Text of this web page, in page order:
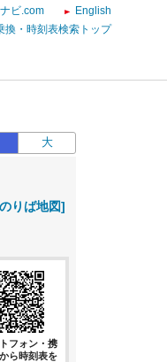
ビ.com
English
換・時刻表検索トップ
大
りば地図]
フォン・携
ら時刻表を